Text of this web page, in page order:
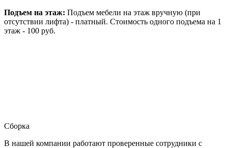
Подъем на этаж: Подъем мебели на этаж вручную (при
отсутствии лифта) - платный. Стоимость одного подъема на 1
этаж - 100 руб.
Сборка
В нашей компании работают проверенные сотрудники с